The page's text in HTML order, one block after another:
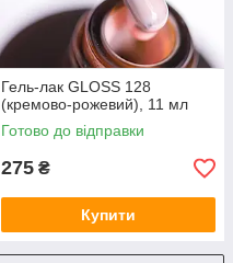
Гель-лак GLOSS 128
(кремово-рожевий), 11 мл
Готово до відправки
275 ₴
Купити